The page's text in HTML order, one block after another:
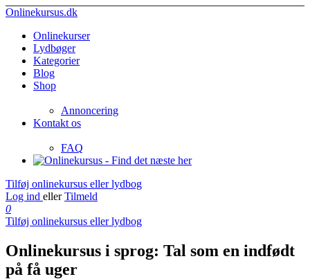
Onlinekursus.dk
Onlinekurser
Lydbøger
Kategorier
Blog
Shop
Annoncering
Kontakt os
FAQ
Tilføj onlinekursus eller lydbog
Log ind eller Tilmeld
0
Tilføj onlinekursus eller lydbog
Onlinekursus i sprog: Tal som en indfødt
på få uger